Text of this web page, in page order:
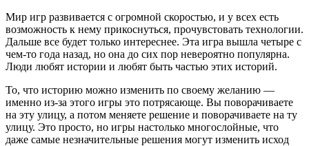
Мир игр развивается с огромной скоростью, и у всех есть
возможность к нему прикоснуться, прочувстовать технологии.
Дальше все будет только интереснее. Эта игра вышла четыре с
чем-то года назад, но она до сих пор невероятно популярна.
Люди любят истории и любят быть частью этих историй.
То, что историю можно изменить по своему желанию —
именно из-за этого игры это потрясающе. Вы поворачиваете
на эту улицу, а потом меняете решение и поворачиваете на ту
улицу. Это просто, но игры настолько многослойные, что
даже самые незначительные решения могут изменить исход